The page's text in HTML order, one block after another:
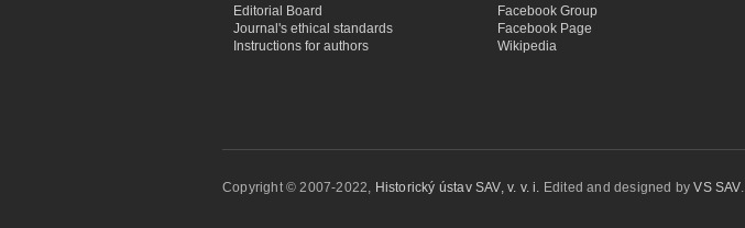
Editorial Board
Journal's ethical standards
Instructions for authors
Facebook Group
Facebook Page
Wikipedia
Copyright © 2007-2022, Historický ústav SAV, v. v. i. Edited and designed byVS SAV.